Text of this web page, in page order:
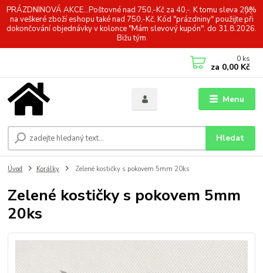
PRÁZDNINOVÁ AKCE...Poštovné nad 750,-Kč za 40,-. K tomu sleva 20%
na veškeré zboží eshopu také nad 750,-Kč. Kód "prázdniny" použijte při
dokončování objednávky v kolonce "Mám slevový kupón". do 31.8.2026.
Bižu tým
Menu
Hledat
0 ks
za 0,00 Kč
Úvod Korálky Zelené kostičky s pokovem 5mm 20ks
Zelené kostičky s pokovem 5mm
20ks